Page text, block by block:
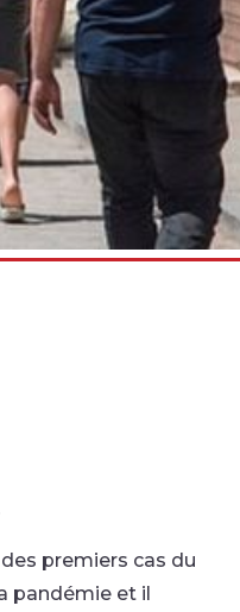
premiers cas du
pandémie et il